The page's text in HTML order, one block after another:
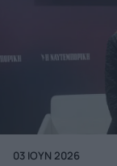
03 ΙΟΥΝ 2026